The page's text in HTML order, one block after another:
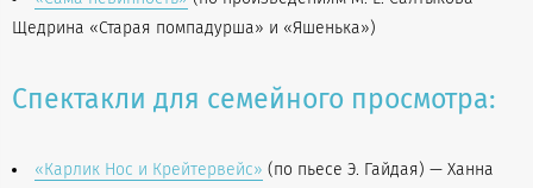
Щедрина «Старая помпадурша» и «Яшенька»)
Спектакли для семейного просмотра:
«Карлик Нос и Крейтервейс» (по пьесе Э. Гайдая) — Ханна